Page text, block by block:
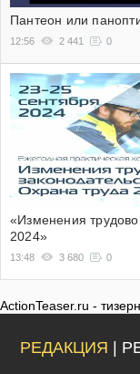
Пантеон или
12:56 2 441 0
«Изменения
2024»
13:48 3 680 0
ActionTeaser.ru -
РЕДАКЦИЯ |